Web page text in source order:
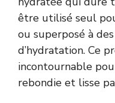
être utilisé seul
ou superposé à
d’hydratation. Ce
incontournable
rebondie et lisse